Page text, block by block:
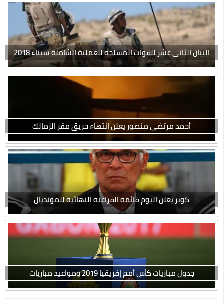
البيان الثانى عشر للقوات المسلحة للعملية الشاملة سيناء 2018
أحمد مرتضى منصور يعلن انتهاء حريق مقر الزمالك
كوبر يعلن اليوم قائمة الفراعنة النهائية للمونديال
جدول مباريات كأس أمم إفريقيا 2019 ومواعيد مباريات